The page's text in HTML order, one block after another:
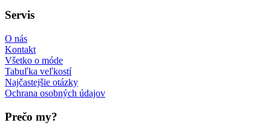
Servis
O nás
Kontakt
Všetko o móde
Tabuľka veľkostí
Najčastejšie otázky
Ochrana osobných údajov
Prečo my?